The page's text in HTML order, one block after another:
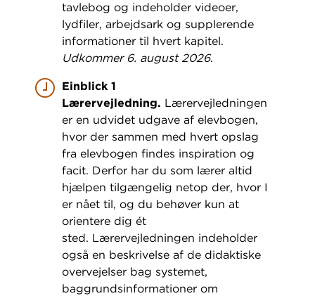
tavlebog og indeholder videoer,
lydfiler, arbejdsark og supplerende
informationer til hvert kapitel.
Udkommer 6. august 2026.
Einblick 1
Lærervejledning. Lærervejledningen
er en udvidet udgave af elevbogen,
hvor der sammen med hvert opslag
fra elevbogen findes inspiration og
facit. Derfor har du som lærer altid
hjælpen tilgængelig netop der, hvor I
er nået til, og du behøver kun at
orientere dig ét
sted. Lærervejledningen indeholder
også en beskrivelse af de didaktiske
overvejelser bag systemet,
baggrundsinformationer om